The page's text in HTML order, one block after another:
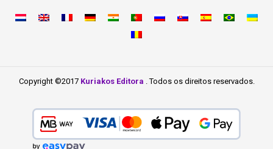
Copyright ©2017 Kuriakos Editora . Todos os direitos reservados.